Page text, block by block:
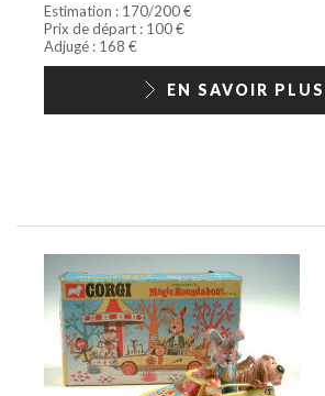
Estimation : 170/200 €
Prix de départ : 100 €
Adjugé : 168 €
EN SAVOIR PLUS